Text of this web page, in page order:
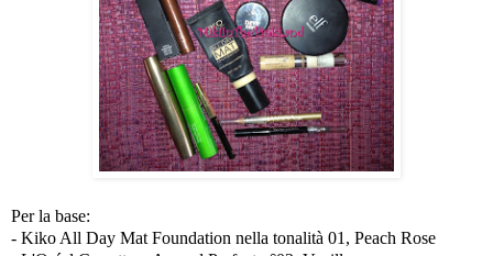
Per la base:
- Kiko All Day Mat Foundation nella tonalità 01, Peach Rose